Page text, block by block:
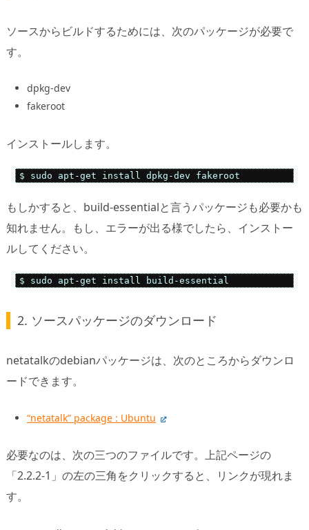
ソースからビルドするためには、次のパッケージが必要で
す。
dpkg-dev
fakeroot
インストールします。
$ sudo apt-get install dpkg-dev fakeroot
もしかすると、build-essentialと言うパッケージも必要かも
知れません。もし、エラーが出る様でしたら、インストー
ルしてください。
$ sudo apt-get install build-essential
2. ソースパッケージのダウンロード
netatalkのdebianパッケージは、次のところからダウンロ
ードできます。
“netatalk” package : Ubuntu
必要なのは、次の三つのファイルです。上記ページの
「2.2.2-1」の左の三角をクリックすると、リンクが現れま
す。